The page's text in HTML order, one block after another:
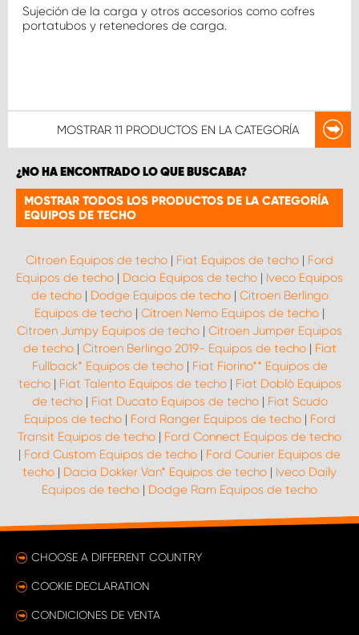
Sujeción de la carga y otros accesorios como cofres
portatubos y retenedores de carga.
MOSTRAR 11 PRODUCTOS EN LA CATEGORÍA
¿NO HA ENCONTRADO LO QUE BUSCABA?
MOSTRAR TODOS LOS PRODUCTOS DE LA CATEGORÍA
EQUIPOS DE TECHO
Citroen Equipos de techo | Fiat Equipos de techo | Ford
Equipos de techo | Dacia Equipos de techo | Iveco Equipos
de techo| Dodge Equipos de techo| Citroen Berlingo
Equipos de techo | Citroen Nemo Equipos de techo |
Citroen Jumpy Equipos de techo | Citroen Jumper Equipos
de techo| Citroen Berlingo 2019- Equipos de techo| Fiat
Fullback* Equipos de techo| Fiat Fiorino** Equipos de
techo| Fiat Talento Equipos de techo| Fiat Doblò Equipos
de techo| Fiat Ducato Equipos de techo| Fiat Scudo
Equipos de techo| Ford Ranger Equipos de techo| Ford
Transit Equipos de techo | Ford Connect Equipos de techo
| Ford Custom Equipos de techo | Ford Courier Equipos de
techo | Dacia Dokker Van* Equipos de techo | Iveco Daily
Equipos de techo | Dodge Ram Equipos de techo
CHOOSE A DIFFERENT COUNTRY
COOKIE DECLARATION
CONDICIONES DE VENTA